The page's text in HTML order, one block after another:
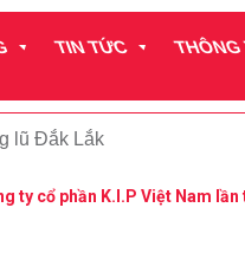
TIN TỨC THÔNG
lũ Đắk Lắk